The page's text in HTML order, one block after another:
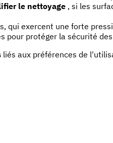
le nettoyage, si les
qui exercent une forte
pour protéger la sécurité
liés aux préférences de